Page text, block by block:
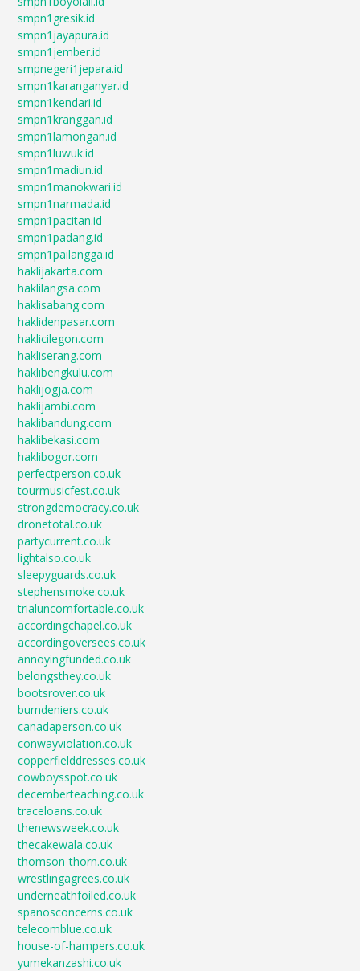
smpn1gresik.id
smpn1jayapura.id
smpn1jember.id
smpnegeri1jepara.id
smpn1karanganyar.id
smpn1kendari.id
smpn1kranggan.id
smpn1lamongan.id
smpn1luwuk.id
smpn1madiun.id
smpn1manokwari.id
smpn1narmada.id
smpn1pacitan.id
smpn1padang.id
smpn1pailangga.id
haklijakarta.com
haklilangsa.com
haklisabang.com
haklidenpasar.com
haklicilegon.com
hakliserang.com
haklibengkulu.com
haklijogja.com
haklijambi.com
haklibandung.com
haklibekasi.com
haklibogor.com
perfectperson.co.uk
tourmusicfest.co.uk
strongdemocracy.co.uk
dronetotal.co.uk
partycurrent.co.uk
lightalso.co.uk
sleepyguards.co.uk
stephensmoke.co.uk
trialuncomfortable.co.uk
accordingchapel.co.uk
accordingoversees.co.uk
annoyingfunded.co.uk
belongsthey.co.uk
bootsrover.co.uk
burndeniers.co.uk
canadaperson.co.uk
conwayviolation.co.uk
copperfielddresses.co.uk
cowboysspot.co.uk
decemberteaching.co.uk
traceloans.co.uk
thenewsweek.co.uk
thecakewala.co.uk
thomson-thorn.co.uk
wrestlingagrees.co.uk
underneathfoiled.co.uk
spanosconcerns.co.uk
telecomblue.co.uk
house-of-hampers.co.uk
yumekanzashi.co.uk